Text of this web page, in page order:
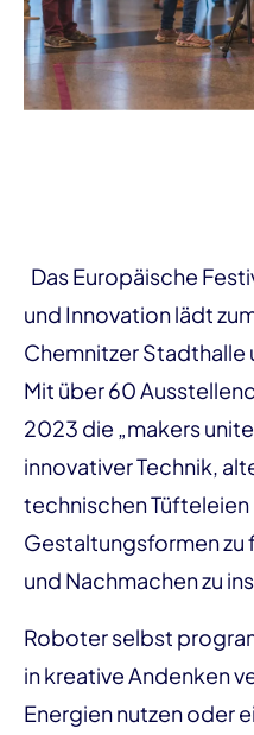
Das Europäische
und Innovation lädt
Chemnitzer
Mit über 60
2023 die „makers
innovativer Technik,
technischen
Gestaltungsformen zu
und Nachmachen zu
Roboter selbst
in kreative Andenken
Energien nutzen oder